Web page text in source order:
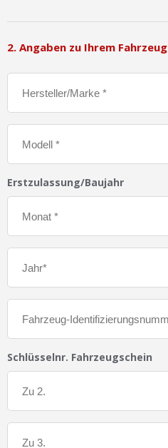
2. Angaben zu Ihrem Fahrzeug
Erstzulassung/Baujahr
Schlüsselnr. Fahrzeugschein